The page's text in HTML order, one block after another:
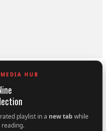
HUB
playlist in a new tab while
reading.